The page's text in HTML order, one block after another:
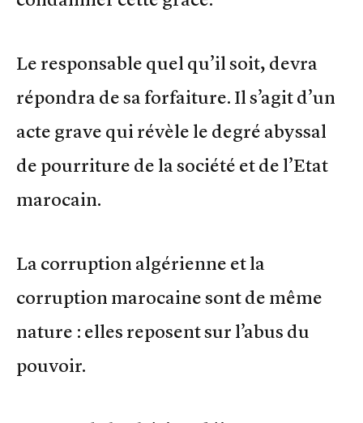
Le responsable quel qu’il soit, devra
répondra de sa forfaiture. Il s’agit d’un
acte grave qui révèle le degré abyssal
de pourriture de la société et de l’Etat
marocain.
La corruption algérienne et la
corruption marocaine sont de même
nature : elles reposent sur l’abus du
pouvoir.